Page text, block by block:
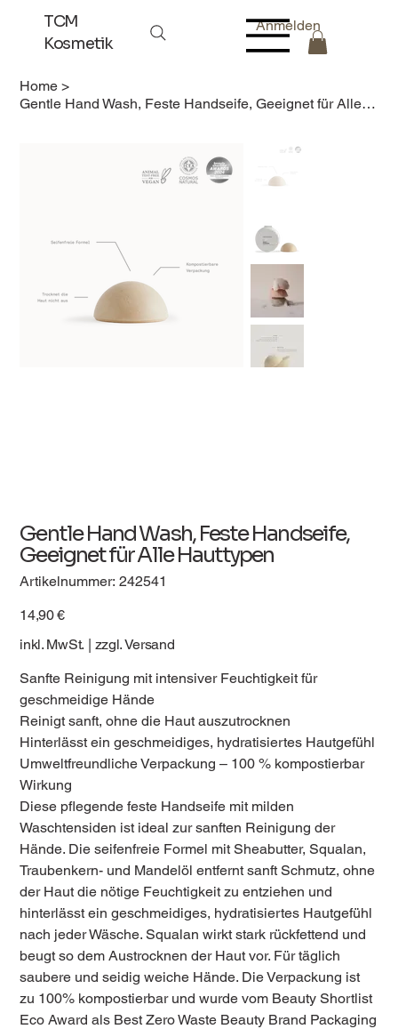
TCM
Kosmetik
Anmelden
Home >
Gentle Hand Wash, Feste Handseife, Geeignet für Alle Hauttypen
Gentle Hand Wash, Feste Handseife,
Geeignet für Alle Hauttypen
Artikelnummer: Artikelnummer:
242541
242541
14,90 €
inkl. MwSt. | zzgl. Versand
Sanfte Reinigung mit intensiver Feuchtigkeit für
geschmeidige Hände
Reinigt sanft, ohne die Haut auszutrocknen
Hinterlässt ein geschmeidiges, hydratisiertes Hautgefühl
Umweltfreundliche Verpackung – 100 % kompostierbar
Wirkung
Diese pflegende feste Handseife mit milden
Waschtensiden ist ideal zur sanften Reinigung der
Hände. Die seifenfreie Formel mit Sheabutter, Squalan,
Traubenkern- und Mandelöl entfernt sanft Schmutz, ohne
der Haut die nötige Feuchtigkeit zu entziehen und
hinterlässt ein geschmeidiges, hydratisiertes Hautgefühl
nach jeder Wäsche. Squalan wirkt stark rückfettend und
beugt so dem Austrocknen der Haut vor. Für täglich
saubere und seidig weiche Hände. Die Verpackung ist
zu 100% kompostierbar und wurde vom Beauty Shortlist
Eco Award als Best Zero Waste Beauty Brand Packaging